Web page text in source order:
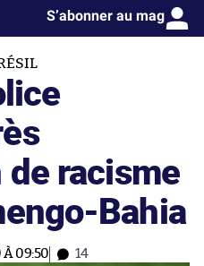
S’abonner au mag
de racisme
Bahia
À 09:50 14